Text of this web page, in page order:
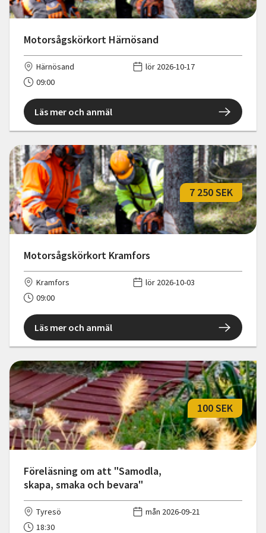
Motorsågskörkort Härnösand
Härnösand
lör 2026-10-17
09:00
Läs mer och anmäl
Motorsågskörkort Kramfors
7 250 SEK
Kramfors
lör 2026-10-03
09:00
Läs mer och anmäl
Föreläsning om att "Samodla,
skapa, smaka och bevara"
100 SEK
Tyresö
mån 2026-09-21
18:30